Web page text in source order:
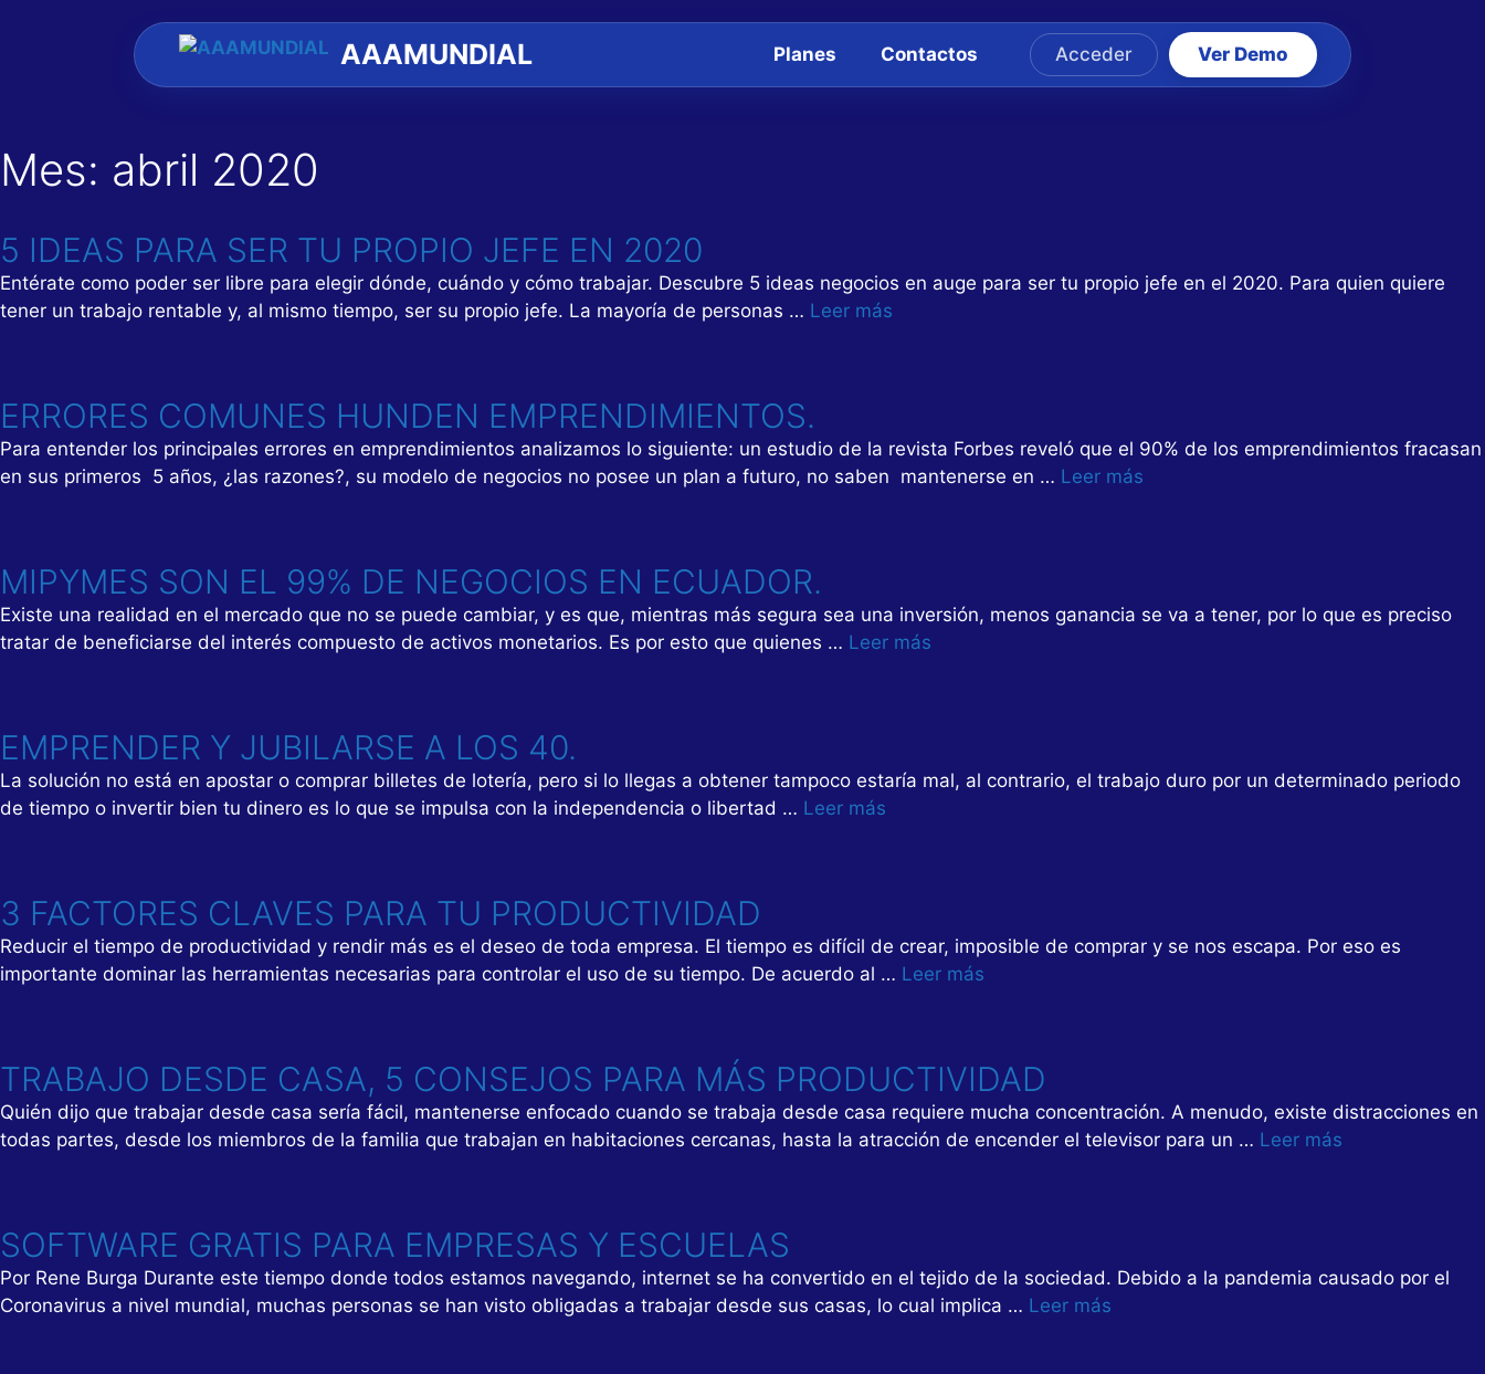
AAAMUNDIAL Planes Contactos Acceder Ver Demo
Mes: abril 2020
5 IDEAS PARA SER TU PROPIO JEFE EN 2020
Entérate como poder ser libre para elegir dónde, cuándo y cómo trabajar. Descubre 5 ideas negocios en auge para ser tu propio jefe en el 2020. Para quien quiere
tener un trabajo rentable y, al mismo tiempo, ser su propio jefe. La mayoría de personas … Leer más
ERRORES COMUNES HUNDEN EMPRENDIMIENTOS.
Para entender los principales errores en emprendimientos analizamos lo siguiente: un estudio de la revista Forbes reveló que el 90% de los emprendimientos fracasan
en sus primeros 5 años, ¿las razones?, su modelo de negocios no posee un plan a futuro, no saben mantenerse en … Leer más
MIPYMES SON EL 99% DE NEGOCIOS EN ECUADOR.
Existe una realidad en el mercado que no se puede cambiar, y es que, mientras más segura sea una inversión, menos ganancia se va a tener, por lo que es preciso
tratar de beneficiarse del interés compuesto de activos monetarios. Es por esto que quienes … Leer más
EMPRENDER Y JUBILARSE A LOS 40.
La solución no está en apostar o comprar billetes de lotería, pero si lo llegas a obtener tampoco estaría mal, al contrario, el trabajo duro por un determinado periodo
de tiempo o invertir bien tu dinero es lo que se impulsa con la independencia o libertad … Leer más
3 FACTORES CLAVES PARA TU PRODUCTIVIDAD
Reducir el tiempo de productividad y rendir más es el deseo de toda empresa. El tiempo es difícil de crear, imposible de comprar y se nos escapa. Por eso es
importante dominar las herramientas necesarias para controlar el uso de su tiempo. De acuerdo al … Leer más
TRABAJO DESDE CASA, 5 CONSEJOS PARA MÁS PRODUCTIVIDAD
Quién dijo que trabajar desde casa sería fácil, mantenerse enfocado cuando se trabaja desde casa requiere mucha concentración. A menudo, existe distracciones en
todas partes, desde los miembros de la familia que trabajan en habitaciones cercanas, hasta la atracción de encender el televisor para un … Leer más
SOFTWARE GRATIS PARA EMPRESAS Y ESCUELAS
Por Rene Burga Durante este tiempo donde todos estamos navegando, internet se ha convertido en el tejido de la sociedad. Debido a la pandemia causado por el
Coronavirus a nivel mundial, muchas personas se han visto obligadas a trabajar desde sus casas, lo cual implica … Leer más